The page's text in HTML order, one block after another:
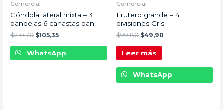
Comercial
Góndola lateral mixta – 3
bandejas 6 canastas pan
$210,70 $105,35
WhatsApp
Comercial
Frutero grande – 4
divisiones Gris
$99,80 $49,90
Leer más
WhatsApp